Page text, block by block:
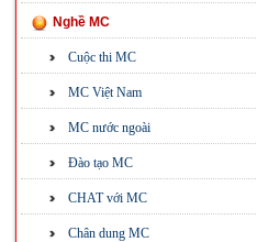
Nghề MC
Cuộc thi MC
MC Việt Nam
MC nước ngoài
Đào tạo MC
CHAT với MC
Chân dung MC